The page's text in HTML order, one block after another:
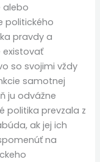
alebo
politického
pravdy a
existovať
so svojimi vždy
samotnej
ju odvážne
politika prevzala z
ak jej ich
na